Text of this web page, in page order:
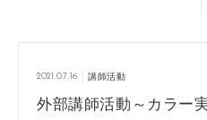
2021.07.16 講師活動
外部講師活動～カラー